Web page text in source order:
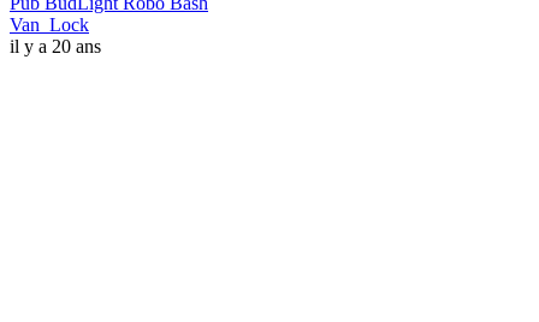
Van_Lock
il y a 20 ans